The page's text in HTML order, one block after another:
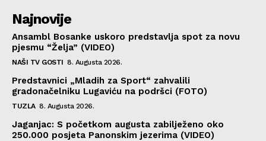
Najnovije
Ansambl Bosanke uskoro predstavlja spot za novu
pjesmu “Želja” (VIDEO)
NAŠI TV GOSTI 8. Augusta 2026.
Predstavnici „Mladih za Sport“ zahvalili
gradonačelniku Lugaviću na podršci (FOTO)
TUZLA 8. Augusta 2026.
Jaganjac: S početkom augusta zabilježeno oko
250.000 posjeta Panonskim jezerima (VIDEO)